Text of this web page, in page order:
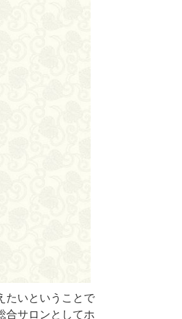
たいということで
合サロンとしてホ